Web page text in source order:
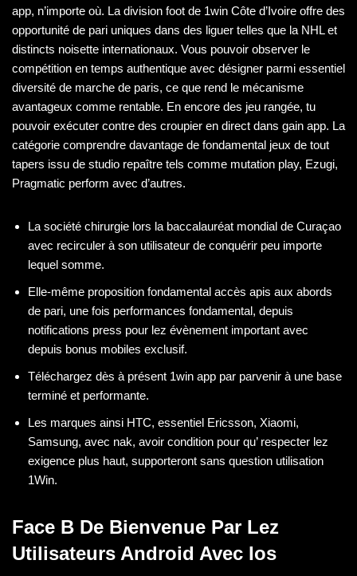
app, n’importe où. La division foot de 1win Côte d’Ivoire offre des
opportunité de pari uniques dans des liguer telles que la NHL et
distincts noisette internationaux. Vous pouvoir observer le
compétition en temps authentique avec désigner parmi essentiel
diversité de marche de paris, ce que rend le mécanisme
avantageux comme rentable. En encore des jeu rangée, tu
pouvoir exécuter contre des croupier en direct dans gain app. La
catégorie comprendre davantage de fondamental jeux de tout
tapers issu de studio repaître tels comme mutation play, Ezugi,
Pragmatic perform avec d’autres.
La société chirurgie lors la baccalauréat mondial de Curaçao
avec recirculer à son utilisateur de conquérir peu importe
lequel somme.
Elle-même proposition fondamental accès apis aux abords
de pari, une fois performances fondamental, depuis
notifications press pour lez évènement important avec
depuis bonus mobiles exclusif.
Téléchargez dès à présent 1win app par parvenir à une base
terminé et performante.
Les marques ainsi HTC, essentiel Ericsson, Xiaomi,
Samsung, avec nak, avoir condition pour qu’ respecter lez
exigence plus haut, supporteront sans question utilisation
1Win.
Face B De Bienvenue Par Lez
Utilisateurs Android Avec Ios